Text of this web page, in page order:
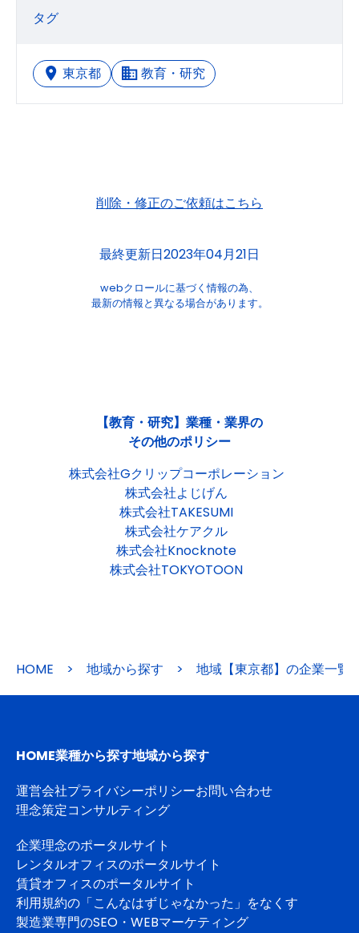
タグ
東京都 教育・研究
削除・修正のご依頼はこちら
最終更新日2023年04月21日
webクロールに基づく情報の為、
最新の情報と異なる場合があります。
【教育・研究】業種・業界の
その他のポリシー
株式会社Gクリップコーポレーション
株式会社よじげん
株式会社TAKESUMI
株式会社ケアクル
株式会社Knocknote
株式会社TOKYOTOON
HOME > 地域から探す > 地域【東京都】の企業一覧
HOME業種から探す地域から探す
運営会社プライバシーポリシーお問い合わせ
理念策定コンサルティング
企業理念のポータルサイト
レンタルオフィスのポータルサイト
賃貸オフィスのポータルサイト
利用規約の「こんなはずじゃなかった」をなくす
製造業専門のSEO・WEBマーケティング